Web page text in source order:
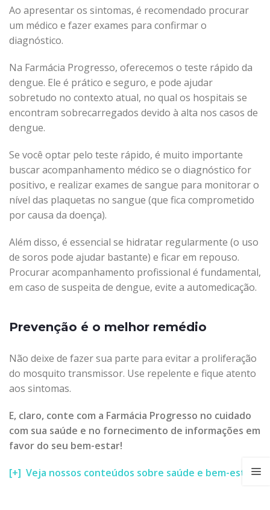
Ao apresentar os sintomas, é recomendado procurar
um médico e fazer exames para confirmar o
diagnóstico.
Na Farmácia Progresso, oferecemos o teste rápido da
dengue. Ele é prático e seguro, e pode ajudar
sobretudo no contexto atual, no qual os hospitais se
encontram sobrecarregados devido à alta nos casos de
dengue.
Se você optar pelo teste rápido, é muito importante
buscar acompanhamento médico se o diagnóstico for
positivo, e realizar exames de sangue para monitorar o
nível das plaquetas no sangue (que fica comprometido
por causa da doença).
Além disso, é essencial se hidratar regularmente (o uso
de soros pode ajudar bastante) e ficar em repouso.
Procurar acompanhamento profissional é fundamental,
em caso de suspeita de dengue, evite a automedicação.
Prevenção é o melhor remédio
Não deixe de fazer sua parte para evitar a proliferação
do mosquito transmissor. Use repelente e fique atento
aos sintomas.
E, claro, conte com a Farmácia Progresso no cuidado
com sua saúde e no fornecimento de informações em
favor do seu bem-estar!
[+] Veja nossos conteúdos sobre saúde e bem-estar!